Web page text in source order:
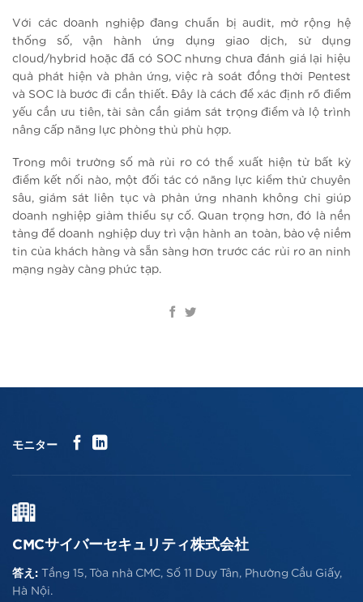
Với các doanh nghiệp đang chuẩn bị audit, mở rộng hệ
thống số, vận hành ứng dụng giao dịch, sử dụng
cloud/hybrid hoặc đã có SOC nhưng chưa đánh giá lại hiệu
quả phát hiện và phản ứng, việc rà soát đồng thời Pentest
và SOC là bước đi cần thiết. Đây là cách để xác định rõ điểm
yếu cần ưu tiên, tài sản cần giám sát trọng điểm và lộ trình
nâng cấp năng lực phòng thủ phù hợp.
Trong môi trường số mà rủi ro có thể xuất hiện từ bất kỳ
điểm kết nối nào, một đối tác có năng lực kiểm thử chuyên
sâu, giám sát liên tục và phản ứng nhanh không chỉ giúp
doanh nghiệp giảm thiểu sự cố. Quan trọng hơn, đó là nền
tảng để doanh nghiệp duy trì vận hành an toàn, bảo vệ niềm
tin của khách hàng và sẵn sàng hơn trước các rủi ro an ninh
mạng ngày càng phức tạp.
モニター
CMCサイバーセキュリティ株式会社
答え: Tầng 15, Tòa nhà CMC, Số 11 Duy Tân, Phường Cầu Giấy,
Hà Nội.